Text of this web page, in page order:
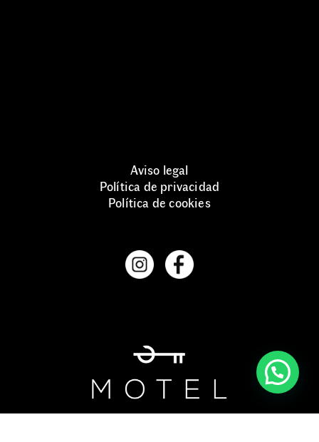
Aviso legal
Política de privacidad
Política de cookies